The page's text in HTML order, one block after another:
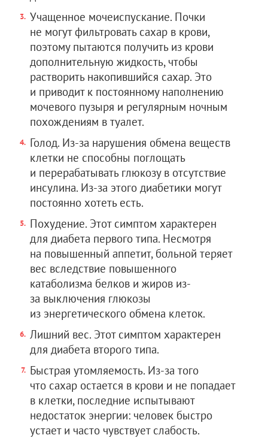
Учащенное мочеиспускание. Почки
не могут фильтровать сахар в крови,
поэтому пытаются получить из крови
дополнительную жидкость, чтобы
растворить накопившийся сахар. Это
и приводит к постоянному наполнению
мочевого пузыря и регулярным ночным
похождениям в туалет.
Голод. Из-за нарушения обмена веществ
клетки не способны поглощать
и перерабатывать глюкозу в отсутствие
инсулина. Из-за этого диабетики могут
постоянно хотеть есть.
Похудение. Этот симптом характерен
для диабета первого типа. Несмотря
на повышенный аппетит, больной теряет
вес вследствие повышенного
катаболизма белков и жиров из-
за выключения глюкозы
из энергетического обмена клеток.
Лишний вес. Этот симптом характерен
для диабета второго типа.
Быстрая утомляемость. Из-за того
что сахар остается в крови и не попадает
в клетки, последние испытывают
недостаток энергии: человек быстро
устает и часто чувствует слабость.